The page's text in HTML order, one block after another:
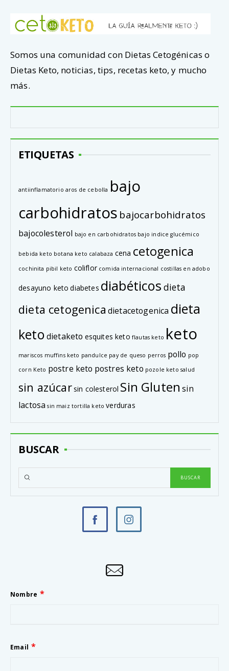
Somos una comunidad con Dietas Cetogénicas o
Dietas Keto, noticias, tips, recetas keto, y mucho
más.
ETIQUETAS
antiinflamatorio aros de cebolla bajo
carbohidratos bajocarbohidratos
bajocolesterol bajo en carbohidratos bajo indice glucémico
bebida keto botana keto calabaza cena cetogenica
cochinita pibil keto coliflor comida internacional costillas en adobo
desayuno keto diabetes diabéticos dieta
dieta cetogenica dietacetogenica dieta
keto dietaketo esquites keto flautas keto keto
mariscos muffins keto pandulce pay de queso perros pollo pop
corn Keto postre keto postres keto pozole keto salud
sin azúcarsin colesterol Sin Gluten sin
lactosa sin maiz tortilla keto verduras
BUSCAR
Nombre
Email